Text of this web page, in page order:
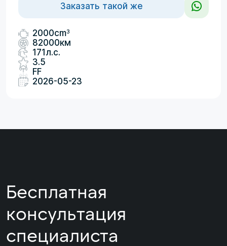
Заказать такой же
2000cm3
82000км
171л.с.
3.5
FF
2026-05-23
Бесплатная
консультация
специалиста